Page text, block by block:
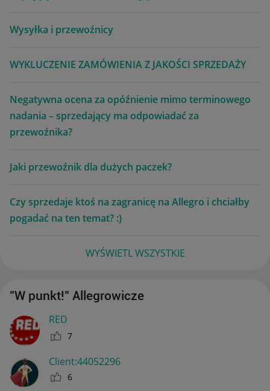
Wysyłka i przewoźnicy
WYKLUCZENIE ZAMÓWIENIA Z JAKOŚCI SPRZEDAŻY
Negatywna ocena za opóźnienie mimo terminowego
nadania – sprzedający ma odpowiadać za
przewoźnika?
Jaki przewoźnik dla dużych paczek?
Czy sprzedaje ktoś na zagranicę na Allegro i chciałby
pogadać na ten temat? :)
WYŚWIETL WSZYSTKIE
"W punkt!" Allegrowicze
RED
7
Client:44052296
6